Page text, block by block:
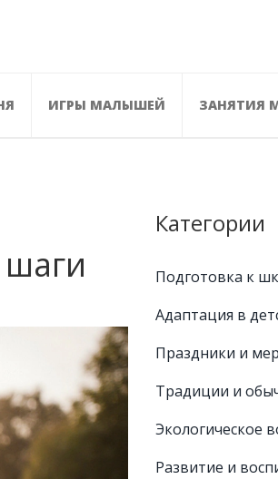
ИГРЫ МАЛЫШЕЙ ЗАНЯТИЯ
Категории
Подготовка к
Адаптация в
Праздники и
Традиции и
Экологическое
Развитие и